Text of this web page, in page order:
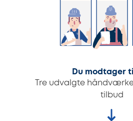
Du modtager
Tre udvalgte
tilbud